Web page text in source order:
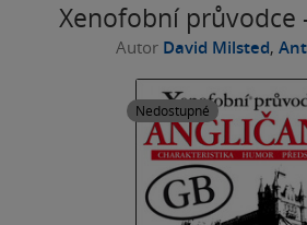
Xenofobní průvodce
Autor David Milsted,
Nedostupné